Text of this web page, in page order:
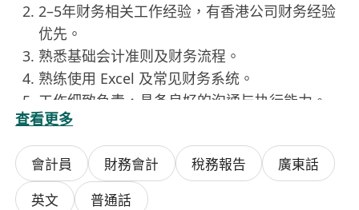
2–5年财务相关工作经验，有香港公司财务经验
优先。
熟悉基础会计准则及财务流程。
熟练使用 Excel 及常见财务系统。
工作细致负责，具备良好的沟通与执行能力。
持有或正在考取
查看更多
會計員 財務會計 稅務報告
廣東話
英文
普通話